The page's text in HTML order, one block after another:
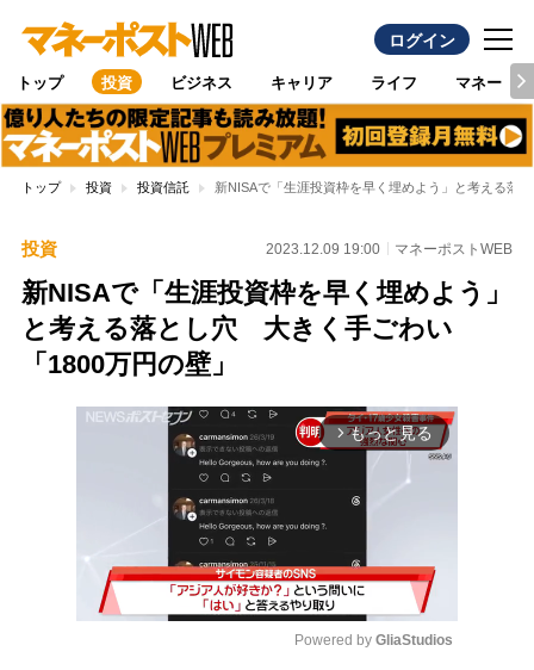
ログイン
トップ 投資 ビジネス キャリア ライフ マネー
トップ 投資 投資信託 新NISAで「生涯投資枠を早く埋めよう」と考える落
投資 2023.12.09 19:00 マネーポストWEB
新NISAで「生涯投資枠を早く埋めよう」
と考える落とし穴 大きく手ごわい
「1800万円の壁」
arrow_forward_ios もっと見る
Powered by GliaStudios